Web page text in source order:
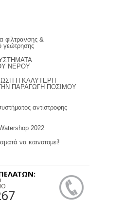
φίλτρανσης &
γεώτρησης
ΝΕΡΟΥ
Η ΚΑΛΥΤΕΡΗ
ΠΑΡΑΓΩΓΗ ΠΟΣΙΜΟΥ
αντίστροφης
2022
να καινοτομεί!